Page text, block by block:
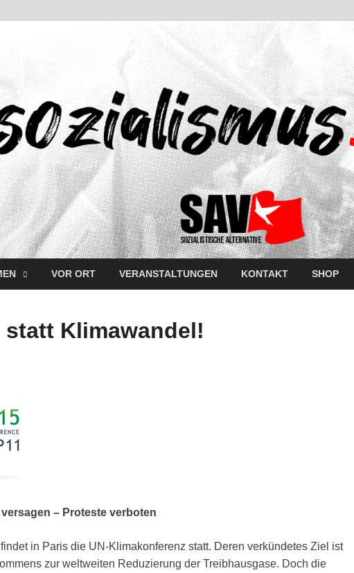
VOR ORT VERANSTALTUNGEN KONTAKT SHOP
Klimawandel!
– Proteste verboten
in Paris die UN-Klimakonferenz statt. Deren verkündetes Ziel ist
zur weltweiten Reduzierung der Treibhausgase. Doch die